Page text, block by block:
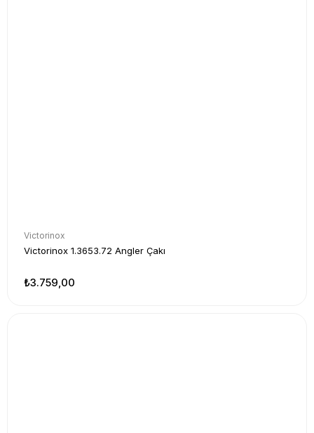
Victorinox
Victorinox 1.3653.72 Angler Çakı
₺3.759,00